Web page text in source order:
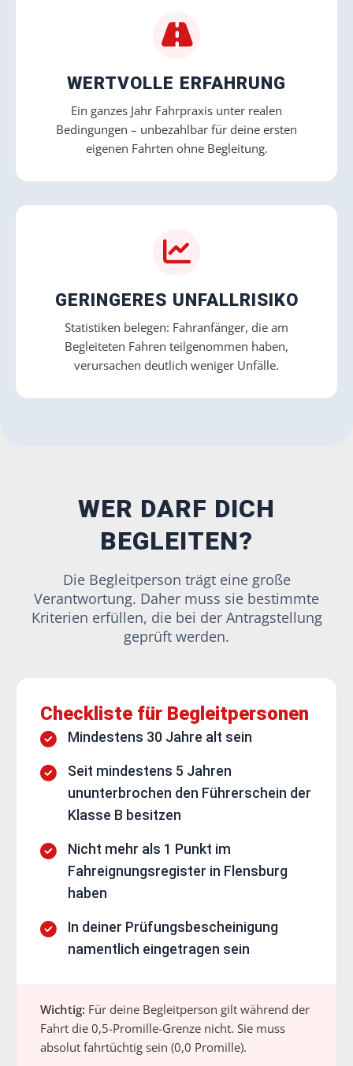
WERTVOLLE ERFAHRUNG
Ein ganzes Jahr Fahrpraxis unter realen
Bedingungen – unbezahlbar für deine ersten
eigenen Fahrten ohne Begleitung.
GERINGERES UNFALLRISIKO
Statistiken belegen: Fahranfänger, die am
Begleiteten Fahren teilgenommen haben,
verursachen deutlich weniger Unfälle.
WER DARF DICH
BEGLEITEN?
Die Begleitperson trägt eine große
Verantwortung. Daher muss sie bestimmte
Kriterien erfüllen, die bei der Antragstellung
geprüft werden.
Checkliste für Begleitpersonen
Mindestens 30 Jahre alt sein
Seit mindestens 5 Jahren
ununterbrochen den Führerschein der
Klasse B besitzen
Nicht mehr als 1 Punkt im
Fahreignungsregister in Flensburg
haben
In deiner Prüfungsbescheinigung
namentlich eingetragen sein
Wichtig: Für deine Begleitperson gilt während der
Fahrt die 0,5-Promille-Grenze nicht. Sie muss
absolut fahrtüchtig sein (0,0 Promille).